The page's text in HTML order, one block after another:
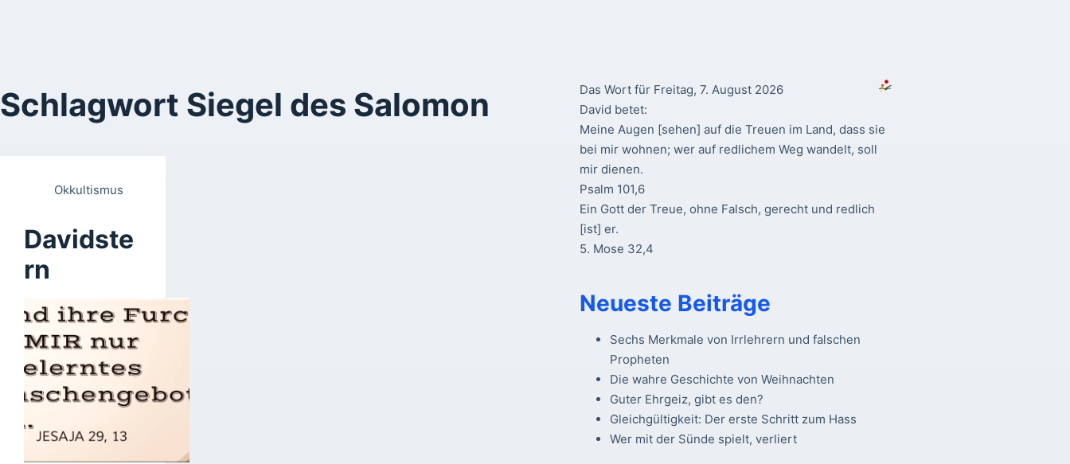
Schlagwort Siegel des Salomon
Okkultismus
Davidste
rn
Das Wort für Freitag, 7. August 2026
David betet:
Meine Augen [sehen] auf die Treuen im Land, dass sie
bei mir wohnen; wer auf redlichem Weg wandelt, soll
mir dienen.
Psalm 101,6
Ein Gott der Treue, ohne Falsch, gerecht und redlich
[ist] er.
5. Mose 32,4
Neueste Beiträge
Sechs Merkmale von Irrlehrern und falschen
Propheten
Die wahre Geschichte von Weihnachten
Guter Ehrgeiz, gibt es den?
Gleichgültigkeit: Der erste Schritt zum Hass
Wer mit der Sünde spielt, verliert